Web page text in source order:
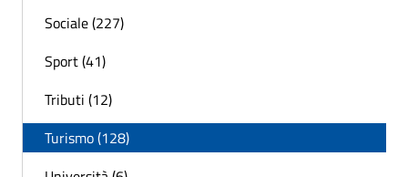
Sociale (227)
Sport (41)
Tributi (12)
Turismo (128)
Università (6)